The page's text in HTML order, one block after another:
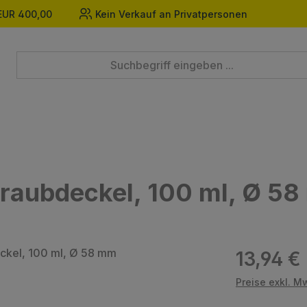
400,00 Kein Verkauf an Privatpersonen
100 ml, Ø 58
Regulärer
13,94 €
Preise exkl.